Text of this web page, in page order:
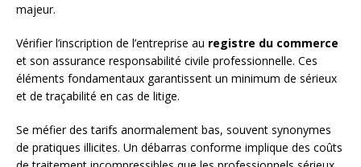
majeur.
Vérifier l’inscription de l’entreprise au registre du commerce
et son assurance responsabilité civile professionnelle. Ces
éléments fondamentaux garantissent un minimum de sérieux
et de traçabilité en cas de litige.
Se méfier des tarifs anormalement bas, souvent synonymes
de pratiques illicites. Un débarras conforme implique des coûts